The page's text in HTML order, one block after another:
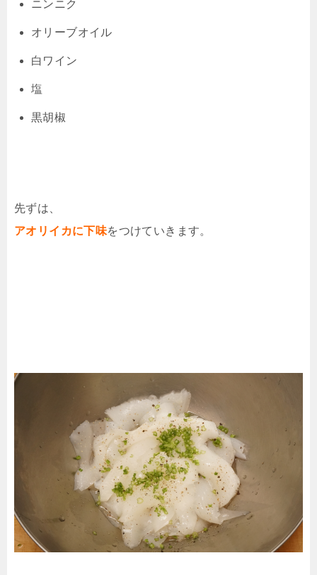
ニンニク
オリーブオイル
白ワイン
塩
黒胡椒
先ずは、
アオリイカに下味をつけていきます。